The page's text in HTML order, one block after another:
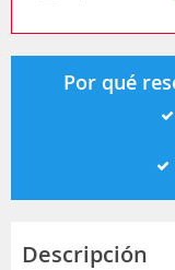
Por qué
Descripción